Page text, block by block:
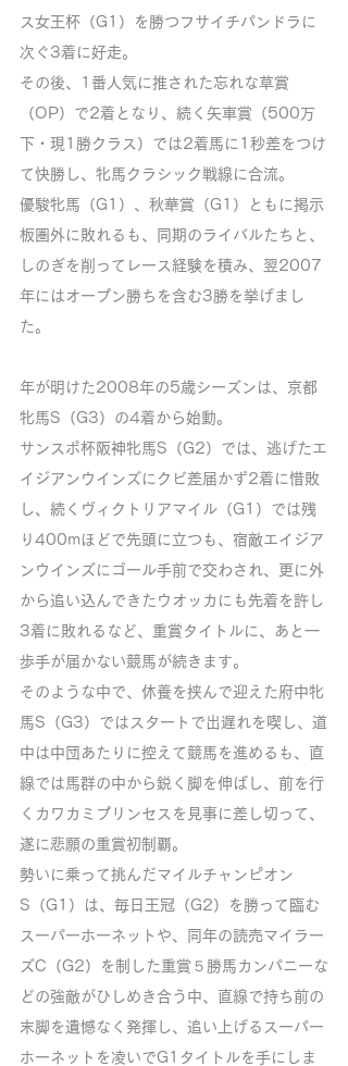
ス女王杯（G1）を勝つフサイチパンドラに
次ぐ3着に好走。
その後、1番人気に推された忘れな草賞
（OP）で2着となり、続く矢車賞（500万
下・現1勝クラス）では2着馬に1秒差をつけ
て快勝し、牝馬クラシック戦線に合流。
優駿牝馬（G1）、秋華賞（G1）ともに掲示
板圏外に敗れるも、同期のライバルたちと、
しのぎを削ってレース経験を積み、翌2007
年にはオープン勝ちを含む3勝を挙げまし
た。
年が明けた2008年の5歳シーズンは、京都
牝馬S（G3）の4着から始動。
サンスポ杯阪神牝馬S（G2）では、逃げたエ
イジアンウインズにクビ差届かず2着に惜敗
し、続くヴィクトリアマイル（G1）では残
り400mほどで先頭に立つも、宿敵エイジア
ンウインズにゴール手前で交わされ、更に外
から追い込んできたウオッカにも先着を許し
3着に敗れるなど、重賞タイトルに、あと一
歩手が届かない競馬が続きます。
そのような中で、休養を挟んで迎えた府中牝
馬S（G3）ではスタートで出遅れを喫し、道
中は中団あたりに控えて競馬を進めるも、直
線では馬群の中から鋭く脚を伸ばし、前を行
くカワカミプリンセスを見事に差し切って、
遂に悲願の重賞初制覇。
勢いに乗って挑んだマイルチャンピオン
S（G1）は、毎日王冠（G2）を勝って臨む
スーパーホーネットや、同年の読売マイラー
ズC（G2）を制した重賞５勝馬カンパニーな
どの強敵がひしめき合う中、直線で持ち前の
末脚を遺憾なく発揮し、追い上げるスーパー
ホーネットを凌いでG1タイトルを手にしま